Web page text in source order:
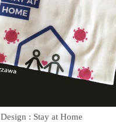
Design : Stay at Home